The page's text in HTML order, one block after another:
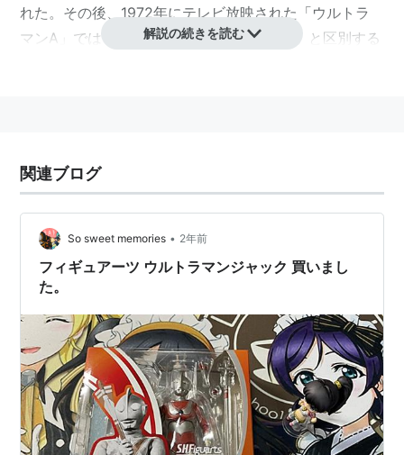
れた。その後、1972年にテレビ放映された「ウルトラ
マンA」では1966年放映の「ウルトラマン」と区別する
解説の続きを読む
関連ブログ
So sweet memories • 2年前
フィギュアーツ ウルトラマンジャック 買いまし
た。